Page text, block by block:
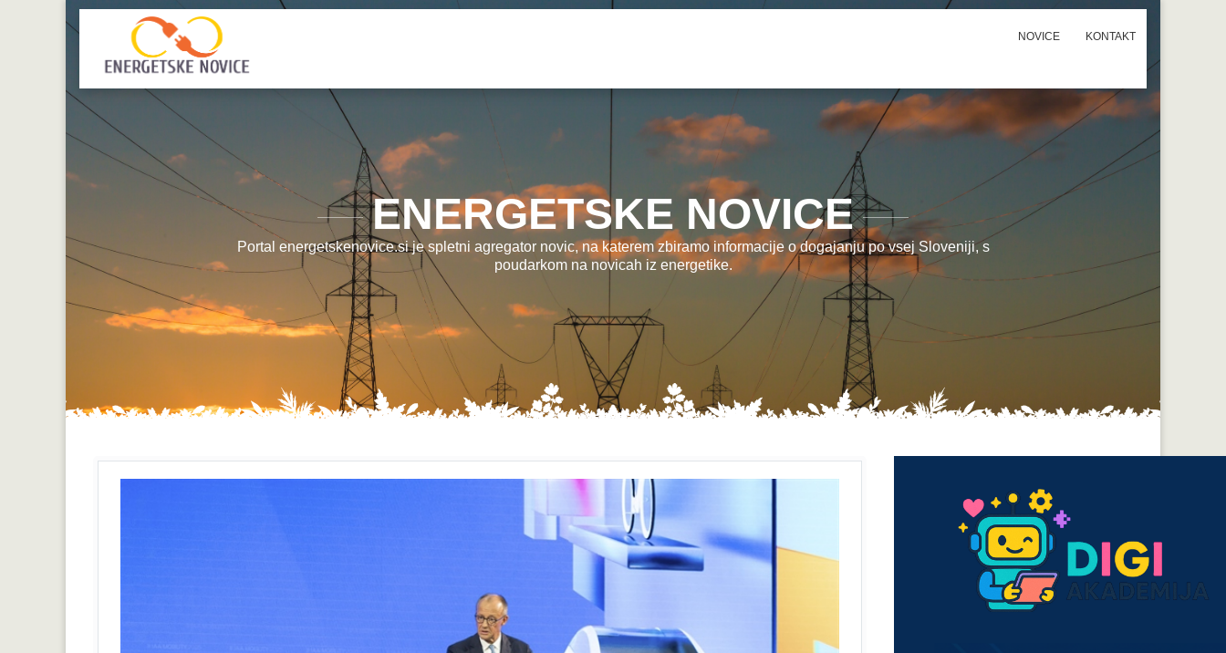
NOVICE KONTAKT
ENERGETSKE NOVICE
Portal energetskenovice.si je spletni agregator novic, na katerem zbiramo informacije o dogajanju po vsej Sloveniji, s
poudarkom na novicah iz energetike.